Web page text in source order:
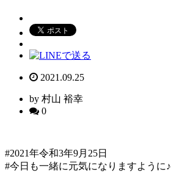
2021.09.25
by 村山 裕幸
0
#2021年令和3年9月25日
#今日も一緒に元気になりますように♪